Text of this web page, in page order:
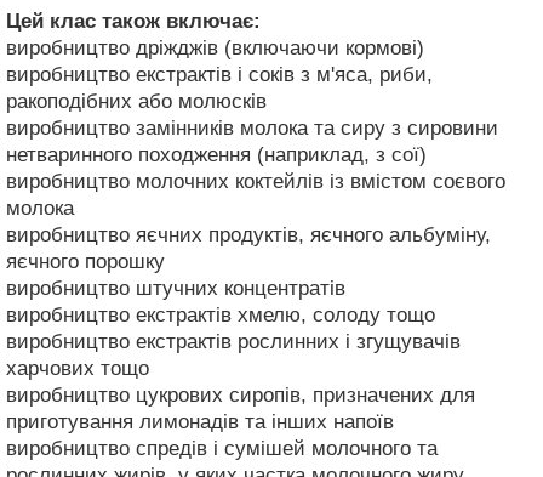
Цей клас також включає:
виробництво дріжджів (включаючи кормові)
виробництво екстрактів і соків з м'яса, риби,
ракоподібних або молюсків
виробництво замінників молока та сиру з сировини
нетваринного походження (наприклад, з сої)
виробництво молочних коктейлів із вмістом соєвого
молока
виробництво яєчних продуктів, яєчного альбуміну,
яєчного порошку
виробництво штучних концентратів
виробництво екстрактів хмелю, солоду тощо
виробництво екстрактів рослинних і згущувачів
харчових тощо
виробництво цукрових сиропів, призначених для
приготування лимонадів та інших напоїв
виробництво спредів і сумішей молочного та